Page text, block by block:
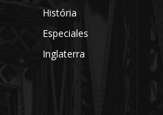
História
Especiales
Inglaterra